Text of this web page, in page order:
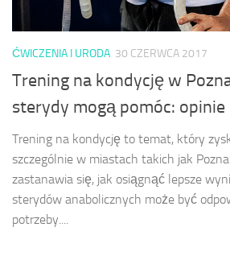
ĆWICZENIA I URODA 30 CZERWCA 2017
Trening na kondycję w
sterydy mogą pomóc: opinie
Trening na kondycję to temat, który
szczególnie w miastach takich jak
zastanawia się, jak osiągnąć lepsze
sterydów anabolicznych może być
potrzeby....